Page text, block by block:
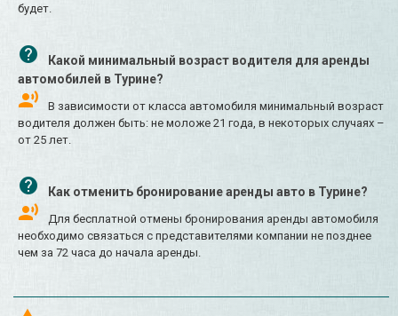
будет.
Какой минимальный возраст водителя для аренды
автомобилей в Турине?
В зависимости от класса автомобиля минимальный возраст
водителя должен быть: не моложе 21 года, в некоторых случаях –
от 25 лет.
Как отменить бронирование аренды авто в Турине?
Для бесплатной отмены бронирования аренды автомобиля
необходимо связаться с представителями компании не позднее
чем за 72 часа до начала аренды.